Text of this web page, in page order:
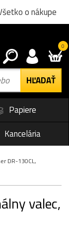
o nákupe
0
Papiere
Kancelária
DR-130CL,
valec,